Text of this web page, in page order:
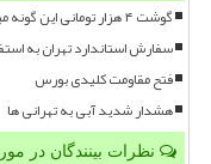
گوشت ۴ هزار تومانی این گونه میلیونی قیمت خورد
سفارش استاندارد تهران به
فتح مقاومت کلیدی بورس
هشدار شدید آبی به تهرانی ها
نظرات بینندگان در